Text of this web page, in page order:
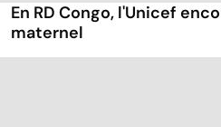
En RD Congo, l'Unicef
maternel